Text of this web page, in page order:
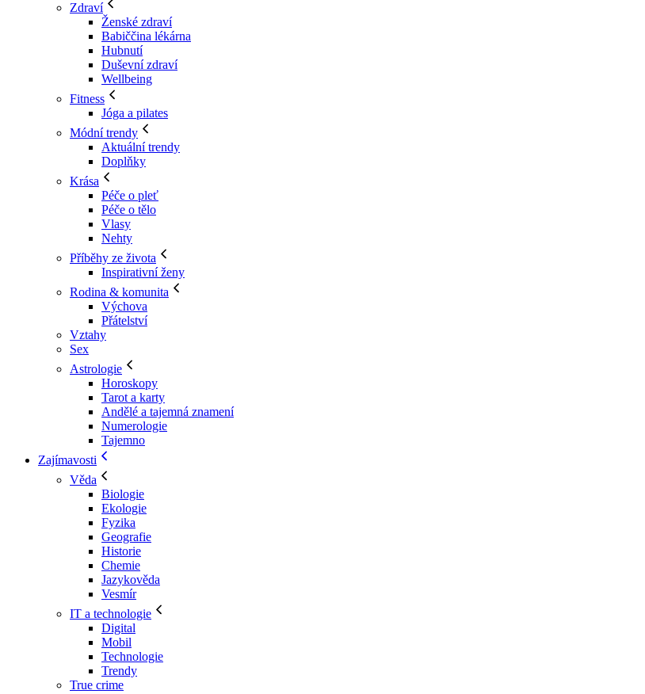
Zdraví
Ženské zdraví
Babiččina lékárna
Hubnutí
Duševní zdraví
Wellbeing
Fitness
Jóga a pilates
Módní trendy
Aktuální trendy
Doplňky
Krása
Péče o pleť
Péče o tělo
Vlasy
Nehty
Příběhy ze života
Inspirativní ženy
Rodina & komunita
Výchova
Přátelství
Vztahy
Sex
Astrologie
Horoskopy
Tarot a karty
Andělé a tajemná znamení
Numerologie
Tajemno
Zajímavosti
Věda
Biologie
Ekologie
Fyzika
Geografie
Historie
Chemie
Jazykověda
Vesmír
IT a technologie
Digital
Mobil
Technologie
Trendy
True crime